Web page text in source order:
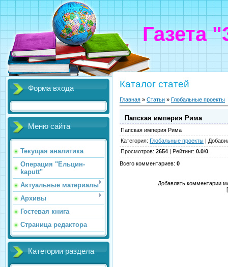
Газета
Форма входа
Меню сайта
Текущая аналитика
Операция "Ельцин-
kaputt"
Актуальные материалы
Архивы
Гостевая книга
Страница редактора
Категории раздела
Каталог статей
Главная » Статьи » Глобальные проекты
Папская империя Рима
Папская империя Рима
Категория: Глобальные проекты |
Просмотров: 2654 | Рейтинг: 0.0/0
Всего комментариев: 0
Добавлять комментарии